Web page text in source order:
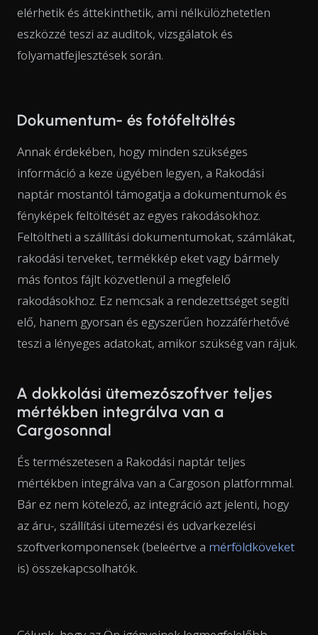
elérhetik és áttekinthetik, ami nélkülözhetetlen
eszközzé teszi az auditok, vizsgálatok és
folyamatfejlesztések során.
Dokumentum- és fotófeltöltés
Annak érdekében, hogy minden szükséges
információ a keze ügyében legyen, a Rakodási
naptár mostantól támogatja a dokumentumok és
fényképek feltöltését az egyes rakodásokhoz.
Feltöltheti a szállítási dokumentumokat, számlákat,
rakodási terveket, termékkép eket vagy bármely
más fontos fájlt közvetlenül a megfelelő
rakodásokhoz. Ez nemcsak a rendezettséget segíti
elő, hanem gyorsan és egyszerűen hozzáférhetővé
teszi a lényeges adatokat, amikor szükség van rájuk.
A dokkolási ütemezőszoftver teljes
mértékben integrálva van a
Cargosonnal
És természetesen a Rakodási naptár teljes
mértékben integrálva van a Cargoson platformmal.
Bár ez nem kötelező, az integráció azt jelenti, hogy
az áru-, szállítási ütemezési és udvarkezelési
szoftverkomponensek (beleértve a mérföldköveket
is) összekapcsolhatók.